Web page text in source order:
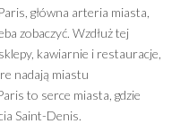
główna arteria miasta,
zobaczyć. Wzdłuż tej
kawiarnie i restauracje,
nadają miastu
to serce miasta, gdzie
Saint-Denis.